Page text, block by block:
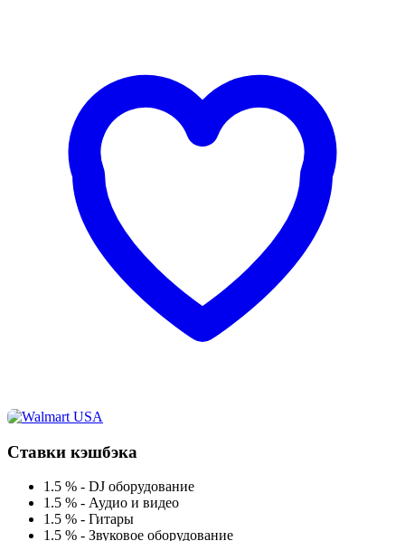
Ставки кэшбэка
1.5 % - DJ оборудование
1.5 % - Аудио и видео
1.5 % - Гитары
1.5 % - Звуковое оборудование